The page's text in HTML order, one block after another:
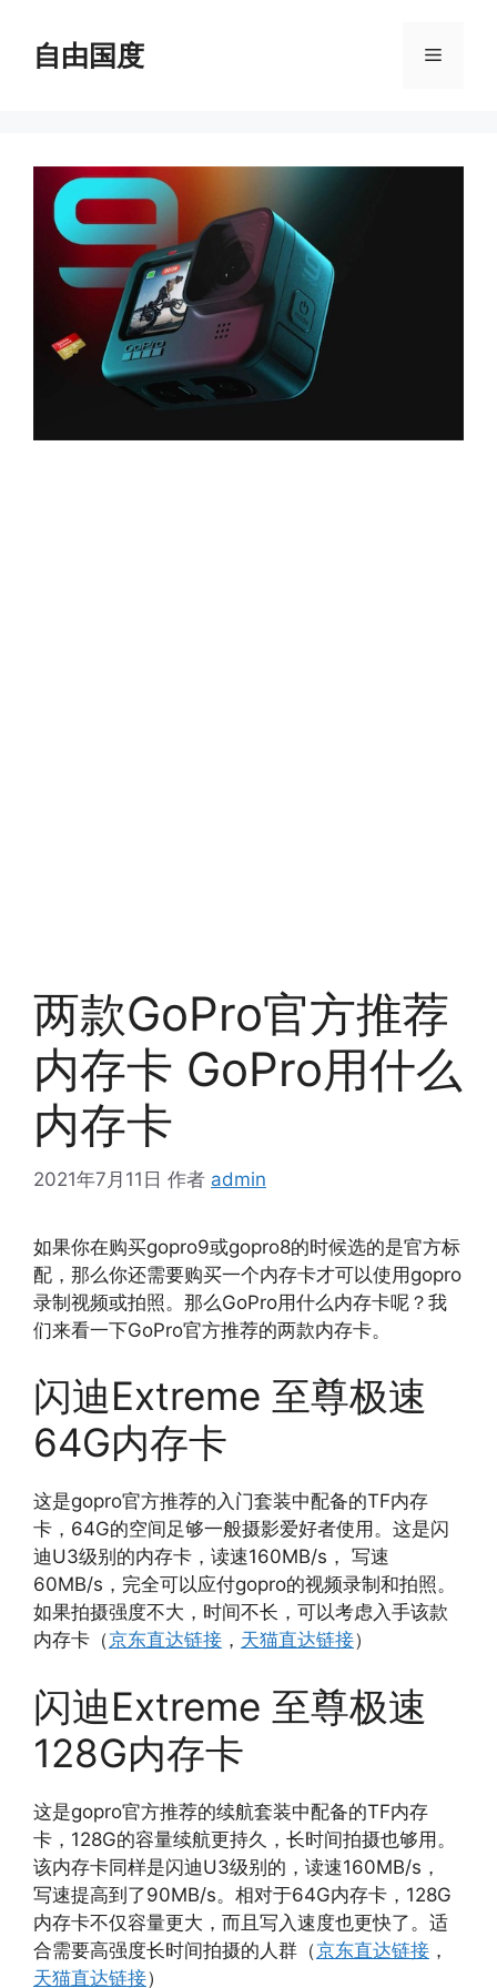
自由国度 菜
两款GoPro官方推荐
内存卡 GoPro用什么
内存卡
2021年7月11日 作者 admin
如果你在购买gopro9或gopro8的时候选的是官方标
配，那么你还需要购买一个内存卡才可以使用gopro
录制视频或拍照。那么GoPro用什么内存卡呢？我
们来看一下GoPro官方推荐的两款内存卡。
闪迪Extreme 至尊极速
64G内存卡
这是gopro官方推荐的入门套装中配备的TF内存
卡，64G的空间足够一般摄影爱好者使用。这是闪
迪U3级别的内存卡，读速160MB/s， 写速
60MB/s，完全可以应付gopro的视频录制和拍照。
如果拍摄强度不大，时间不长，可以考虑入手该款
内存卡（京东直达链接 ， 天猫直达链接）
闪迪Extreme 至尊极速
128G内存卡
这是gopro官方推荐的续航套装中配备的TF内存
卡，128G的容量续航更持久，长时间拍摄也够用。
该内存卡同样是闪迪U3级别的，读速160MB/s，
写速提高到了90MB/s。相对于64G内存卡，128G
内存卡不仅容量更大，而且写入速度也更快了。适
合需要高强度长时间拍摄的人群（京东直达链接 ，
天猫直达链接）